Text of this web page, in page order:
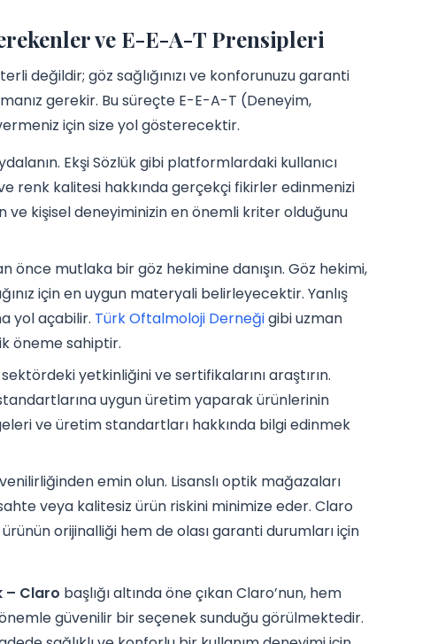
ve E-E-A-T Prensipleri
değildir; göz sağlığınızı ve konforunuzu garanti
gerekir. Bu süreçte E-E-A-T (Deneyim,
için size yol gösterecektir.
Ekşi Sözlük gibi platformlardaki kullanıcı
renk kalitesi hakkında gerçekçi fikirler edinmenizi
ve kişisel deneyiminizin en önemli kriter olduğunu
önce mutlaka bir göz hekimine danışın. Göz hekimi,
için en uygun materyali belirleyecektir. Yanlış
yol açabilir. Türk Oftalmoloji Derneğigibi uzman
öneme sahiptir.
yetkinliğini ve sertifikalarını araştırın.
uygun üretim yaparak ürünlerinin
ve üretim standartları hakkında bilgi edinmek
emin olun. Lisanslı optik mağazaları
veya kalitesiz ürün riskini minimize eder. Claro
orijinalliği hem de olası garanti durumları için
– Claro başlığı altında öne çıkan Claro’nun, hem
güvenilir bir seçenek sunduğu görülmektedir.